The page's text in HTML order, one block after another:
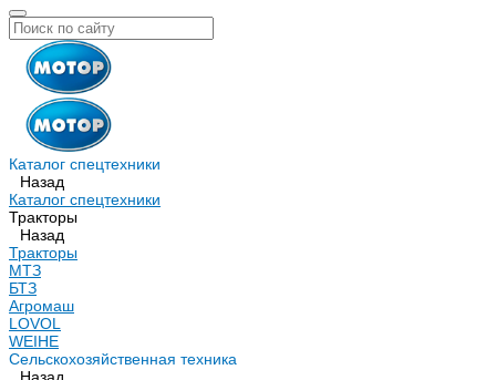
Каталог спецтехники
Назад
Каталог спецтехники
Тракторы
Назад
Тракторы
МТЗ
БТЗ
Агромаш
LOVOL
WEIHE
Сельскохозяйственная техника